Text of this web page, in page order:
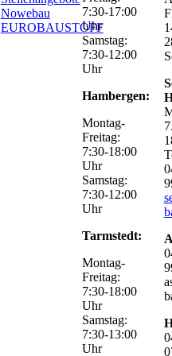
Nowebau
EUROBAUSTOFF
7:30-17:00
Uhr
Samstag:
7:30-12:00
Uhr
Hambergen:
Montag-
Freitag:
7:30-18:00
Uhr
Samstag:
7:30-12:00
Uhr
Tarmstedt:
Montag-
Freitag:
7:30-18:00
Uhr
Samstag:
7:30-13:00
Uhr